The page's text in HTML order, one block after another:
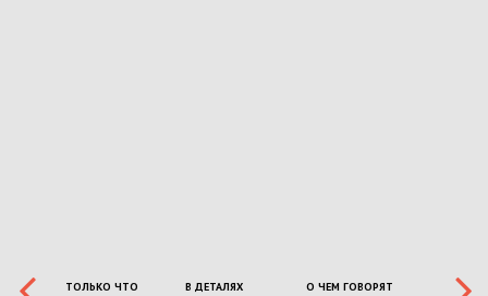
ТОЛЬКО ЧТО В ДЕТАЛЯХ
О ЧЕМ ГОВОРЯТ